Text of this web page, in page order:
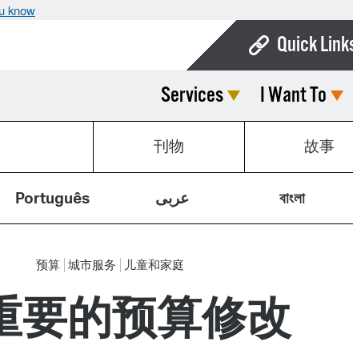
know
Quick
Boards &
Calendar
Contact
Municipal
Open
Services I Want To
刊物 故事
Português عربى বাংলা
预算 城市服务 儿童和家庭
要的预算修改